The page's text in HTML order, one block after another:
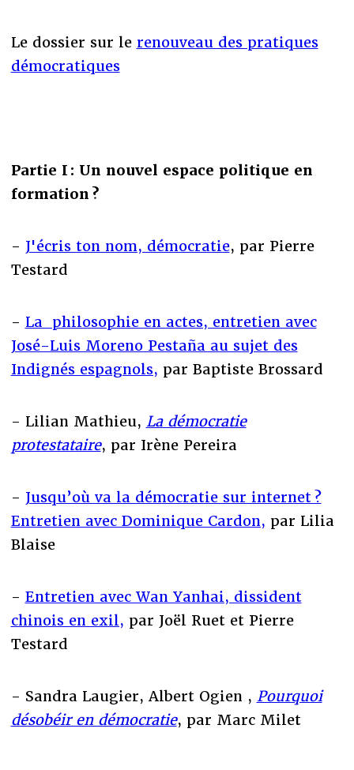
Le dossier sur le renouveau des pratiques
démocratiques
Partie I : Un nouvel espace politique en
formation ?
- J'écris ton nom, démocratie, par Pierre
Testard
- La philosophie en actes, entretien avec
José-Luis Moreno Pestaña au sujet des
Indignés espagnols, par Baptiste Brossard
- Lilian Mathieu, La démocratie
protestataire, par Irène Pereira
- Jusqu’où va la démocratie sur internet ?
Entretien avec Dominique Cardon, par Lilia
Blaise
- Entretien avec Wan Yanhai, dissident
chinois en exil, par Joël Ruet et Pierre
Testard
- Sandra Laugier, Albert Ogien , Pourquoi
désobéir en démocratie, par Marc Milet